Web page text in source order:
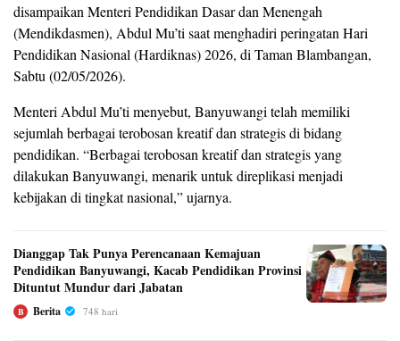
disampaikan Menteri Pendidikan Dasar dan Menengah
(Mendikdasmen), Abdul Mu’ti saat menghadiri peringatan Hari
Pendidikan Nasional (Hardiknas) 2026, di Taman Blambangan,
Sabtu (02/05/2026).
Menteri Abdul Mu’ti menyebut, Banyuwangi telah memiliki
sejumlah berbagai terobosan kreatif dan strategis di bidang
pendidikan. “Berbagai terobosan kreatif dan strategis yang
dilakukan Banyuwangi, menarik untuk direplikasi menjadi
kebijakan di tingkat nasional,” ujarnya.
Dianggap Tak Punya Perencanaan Kemajuan
Pendidikan Banyuwangi, Kacab Pendidikan Provinsi
Dituntut Mundur dari Jabatan
B Berita 748 hari